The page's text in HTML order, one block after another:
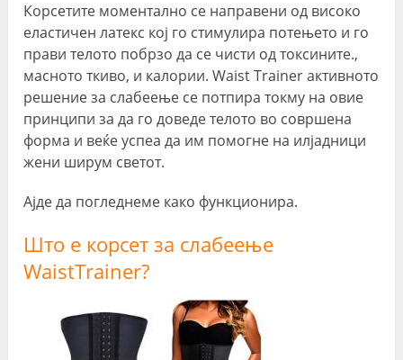
Корсетите моментално се направени од високо
еластичен латекс кој го стимулира потењето и го
прави телото побрзо да се чисти од токсините.,
масното ткиво, и калории. Waist Trainer активното
решение за слабеење се потпира токму на овие
принципи за да го доведе телото во совршена
форма и веќе успеа да им помогне на илјадници
жени ширум светот.
Ајде да погледнеме како функционира.
Што е корсет за слабеење
WaistTrainer?